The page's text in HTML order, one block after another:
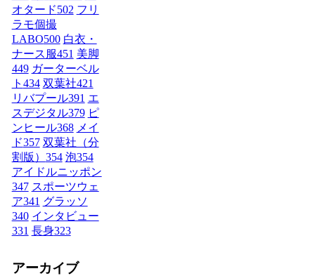
オタード502 フリ
ラモ個撮
LABO500 白衣・
ナース服451 美脚
449 ガーターベル
ト 434 双葉社421
リバプール391 エ
スデジタル379 ピ
ンヒール368 メイ
ド357 双葉社（分
割版） 354 泡354
アイドルニッポン
347 スポーツウェ
ア341 グラッソ
340 インタビュー
331 長身323
アーカイブ